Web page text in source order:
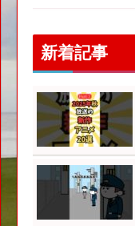
新着記事